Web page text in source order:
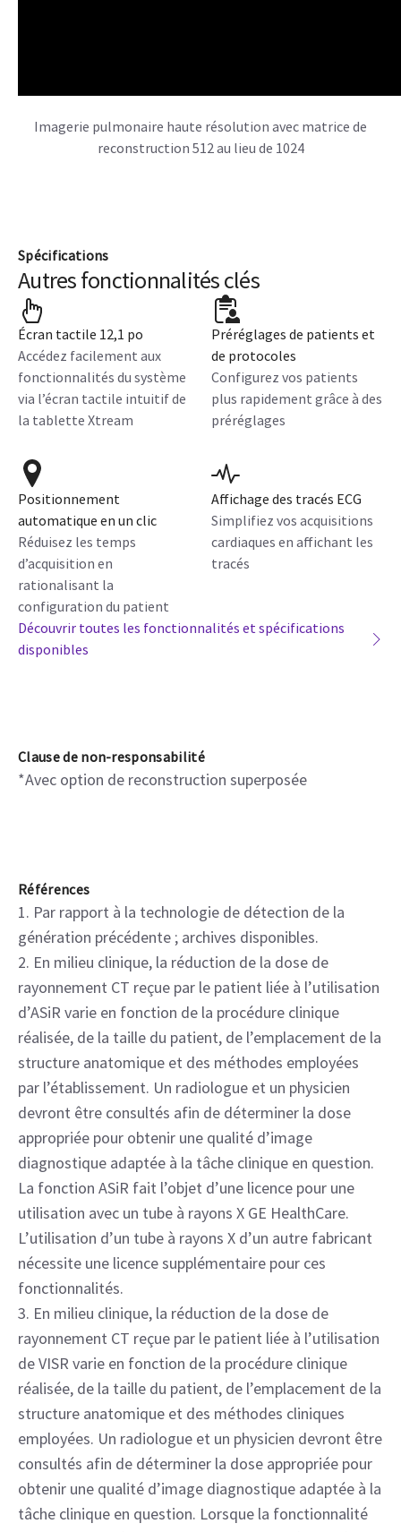
Imagerie pulmonaire haute résolution avec matrice de
reconstruction 512 au lieu de 1024
Spécifications
Autres fonctionnalités clés
Écran tactile 12,1 po
Accédez facilement aux
fonctionnalités du système
via l’écran tactile intuitif de
la tablette Xtream
Préréglages de patients et
de protocoles
Configurez vos patients
plus rapidement grâce à des
préréglages
Positionnement
automatique en un clic
Réduisez les temps
d’acquisition en
rationalisant la
configuration du patient
Affichage des tracés ECG
Simplifiez vos acquisitions
cardiaques en affichant les
tracés
Découvrir toutes les fonctionnalités et spécifications
disponibles
Clause de non-responsabilité
*Avec option de reconstruction superposée
Références
1. Par rapport à la technologie de détection de la
génération précédente ; archives disponibles.
2. En milieu clinique, la réduction de la dose de
rayonnement CT reçue par le patient liée à l’utilisation
d’ASiR varie en fonction de la procédure clinique
réalisée, de la taille du patient, de l’emplacement de la
structure anatomique et des méthodes employées
par l’établissement. Un radiologue et un physicien
devront être consultés afin de déterminer la dose
appropriée pour obtenir une qualité d’image
diagnostique adaptée à la tâche clinique en question.
La fonction ASiR fait l’objet d’une licence pour une
utilisation avec un tube à rayons X GE HealthCare.
L’utilisation d’un tube à rayons X d’un autre fabricant
nécessite une licence supplémentaire pour ces
fonctionnalités.
3. En milieu clinique, la réduction de la dose de
rayonnement CT reçue par le patient liée à l’utilisation
de VISR varie en fonction de la procédure clinique
réalisée, de la taille du patient, de l’emplacement de la
structure anatomique et des méthodes cliniques
employées. Un radiologue et un physicien devront être
consultés afin de déterminer la dose appropriée pour
obtenir une qualité d’image diagnostique adaptée à la
tâche clinique en question. Lorsque la fonctionnalité